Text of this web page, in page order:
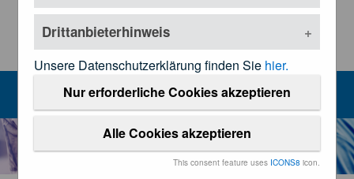
Drittanbieterhinweis
Unsere Datenschutzerklärung finden Sie hier.
Nur erforderliche Cookies akzeptieren
Alle Cookies akzeptieren
This consent feature uses ICONS8 icon.
Facharzt 2006
MENU